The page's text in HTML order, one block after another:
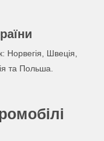
Норвегія, Швеція,
та Польша.